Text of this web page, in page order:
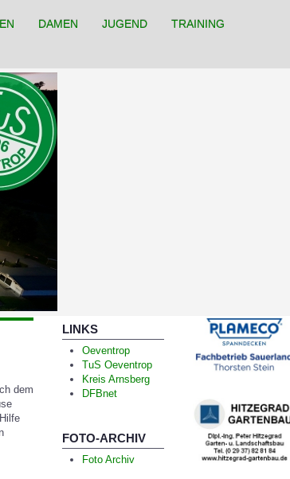
DAMEN JUGEND TRAINING
dem
LINKS
Oeventrop
TuS Oeventrop
Kreis Arnsberg
DFBnet
FOTO-ARCHIV
Foto Archiv